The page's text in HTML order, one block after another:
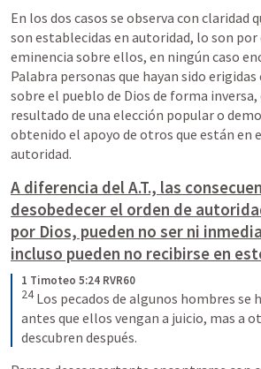
En los dos casos se observa con claridad
son establecidas en autoridad, lo son
eminencia sobre ellos, en ningún caso
Palabra personas que hayan sido
sobre el pueblo de Dios de forma inversa,
resultado de una elección popular o
obtenido el apoyo de otros que están en
autoridad.
A diferencia del A.T., las
desobedecer el orden de
por Dios, pueden no ser ni
incluso pueden no recibirse en
1 Timoteo 5:24 RVR60
24 Los pecados de algunos hombres se
antes que ellos vengan a juicio, mas a
descubren después.